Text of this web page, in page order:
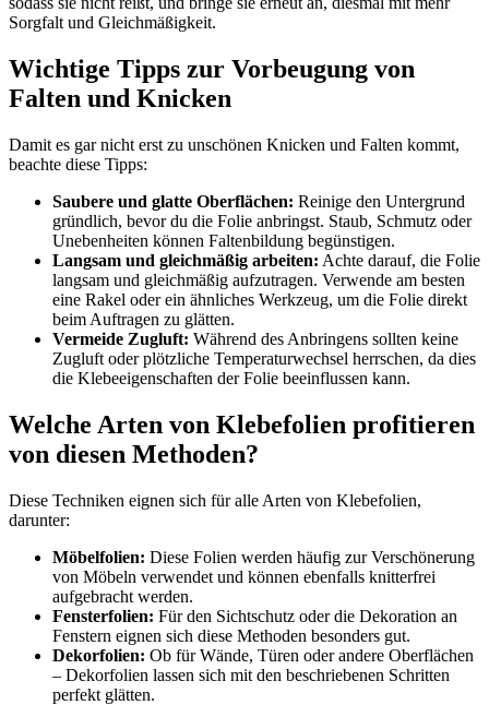
Sorgfalt und Gleichmäßigkeit.
Wichtige Tipps zur Vorbeugung von
Falten und Knicken
Damit es gar nicht erst zu unschönen Knicken und Falten kommt,
beachte diese Tipps:
Saubere und glatte Oberflächen: Reinige den Untergrund
gründlich, bevor du die Folie anbringst. Staub, Schmutz oder
Unebenheiten können Faltenbildung begünstigen.
Langsam und gleichmäßig arbeiten: Achte darauf, die Folie
langsam und gleichmäßig aufzutragen. Verwende am besten
eine Rakel oder ein ähnliches Werkzeug, um die Folie direkt
beim Auftragen zu glätten.
Vermeide Zugluft: Während des Anbringens sollten keine
Zugluft oder plötzliche Temperaturwechsel herrschen, da dies
die Klebeeigenschaften der Folie beeinflussen kann.
Welche Arten von Klebefolien profitieren
von diesen Methoden?
Diese Techniken eignen sich für alle Arten von Klebefolien,
darunter:
Möbelfolien: Diese Folien werden häufig zur Verschönerung
von Möbeln verwendet und können ebenfalls knitterfrei
aufgebracht werden.
Fensterfolien: Für den Sichtschutz oder die Dekoration an
Fenstern eignen sich diese Methoden besonders gut.
Dekorfolien: Ob für Wände, Türen oder andere Oberflächen
– Dekorfolien lassen sich mit den beschriebenen Schritten
perfekt glätten.